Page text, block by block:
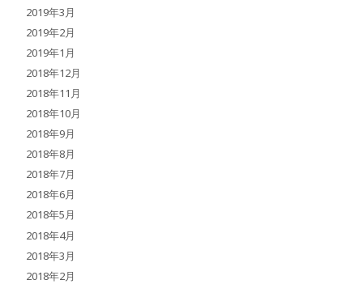
2019年3月
2019年2月
2019年1月
2018年12月
2018年11月
2018年10月
2018年9月
2018年8月
2018年7月
2018年6月
2018年5月
2018年4月
2018年3月
2018年2月